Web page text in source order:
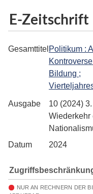
E-Zeitschrift
Gesamttitel Politikum :
Bildung ;
Ausgabe
10 (2024)
Wiederkehr
Datum
2024
NUR AN RECHNERN DER